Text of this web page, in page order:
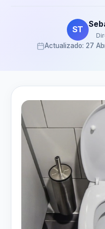
ST
Actualizado: 27